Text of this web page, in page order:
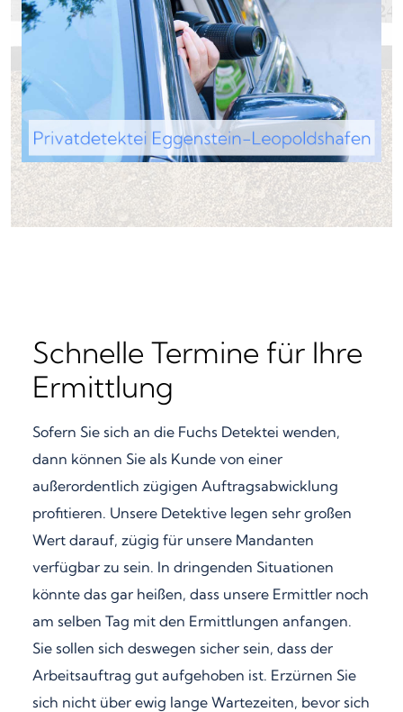
Schnelle Termine für Ihre
Ermittlung
Sofern Sie sich an die Fuchs Detektei wenden,
dann können Sie als Kunde von einer
außerordentlich zügigen Auftragsabwicklung
profitieren. Unsere Detektive legen sehr großen
Wert darauf, zügig für unsere Mandanten
verfügbar zu sein. In dringenden Situationen
könnte das gar heißen, dass unsere Ermittler noch
am selben Tag mit den Ermittlungen anfangen.
Sie sollen sich deswegen sicher sein, dass der
Arbeitsauftrag gut aufgehoben ist. Erzürnen Sie
sich nicht über ewig lange Wartezeiten, bevor sich